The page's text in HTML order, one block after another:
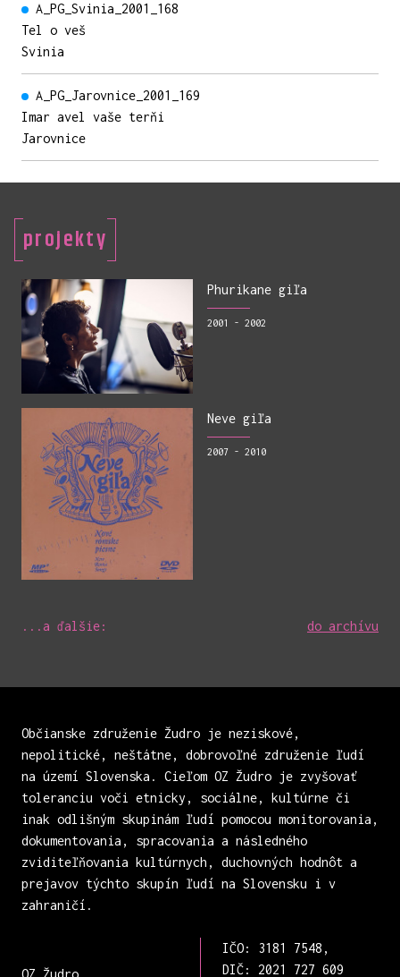
A_PG_Svinia_2001_168
Tel o veš
Svinia
A_PG_Jarovnice_2001_169
Imar avel vaše terňi
Jarovnice
projekty
Phurikane giľa
2001 - 2002
Neve giľa
2007 - 2010
...a ďalšie: do archívu
Občianske združenie Žudro je neziskové,
nepolitické, neštátne, dobrovoľné združenie ľudí
na území Slovenska. Cieľom OZ Žudro je zvyšovať
toleranciu voči etnicky, sociálne, kultúrne či
inak odlišným skupinám ľudí pomocou monitorovania,
dokumentovania, spracovania a následného
zviditeľňovania kultúrnych, duchovných hodnôt a
prejavov týchto skupín ľudí na Slovensku i v
zahraničí.
OZ Žudro
IČO: 3181 7548,
DIČ: 2021 727 609